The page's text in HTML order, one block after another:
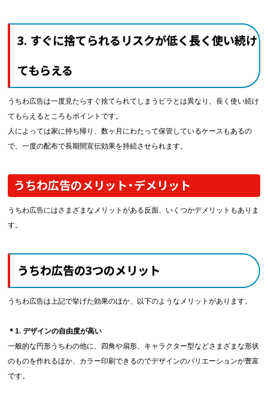
3. すぐに捨てられるリスクが低く長く使い続け
てもらえる
うちわ広告は一度見たらすぐ捨てられてしまうビラとは異なり、長く使い続け
てもらえるところもポイントです。
人によっては家に持ち帰り、数ヶ月にわたって保管しているケースもあるの
で、一度の配布で長期間宣伝効果を持続させられます。
うちわ広告のメリット・デメリット
うちわ広告にはさまざまなメリットがある反面、いくつかデメリットもありま
す。
うちわ広告の3つのメリット
うちわ広告は上記で挙げた効果のほか、以下のようなメリットがあります。
＊1. デザインの自由度が高い
一般的な円形うちわの他に、四角や扇形、キャラクター型などさまざまな形状
のものを作れるほか、カラー印刷できるのでデザインのバリエーションが豊富
です。